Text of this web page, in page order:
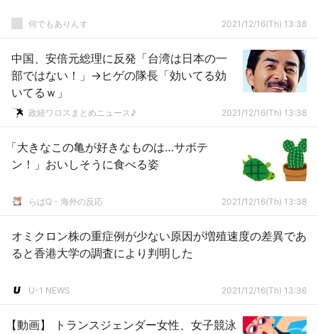
何でもありんす 2021/12/16(Th) 13:38
中国、安倍元総理に反発「台湾は日本の一
部ではない！」→ヒゲの隊長「効いてる効
いてるｗ」
政経ワロスまとめニュース♪ 2021/12/16(Th) 13:38
「大きなこの亀が好きなものは…サボテ
ン！」おいしそうに食べる姿
らばQ - 海外の反応 2021/12/16(Th) 13:38
オミクロン株の重症例が少ない原因が増殖速度の差異であ
ると香港大学の調査により判明した
U-1 NEWS 2021/12/16(Th) 13:36
【動画】 トランスジェンダー女性、女子競泳